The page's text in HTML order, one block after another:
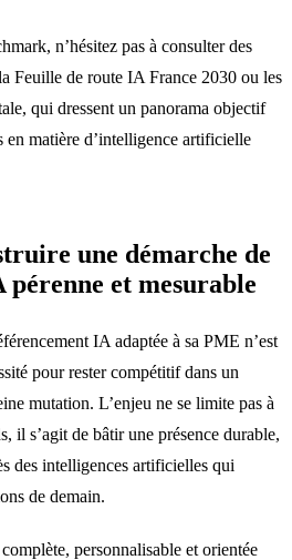
n’hésitez pas à consulter des
Feuille de route IA France 2030 ou les
qui dressent un panorama objectif
en matière d’intelligence artificielle
une démarche de
et mesurable
IA adaptée à sa PME n’est
pour rester compétitif dans un
mutation. L’enjeu ne se limite pas à
il s’agit de bâtir une présence durable,
des intelligences artificielles qui
de demain.
personnalisable et orientée